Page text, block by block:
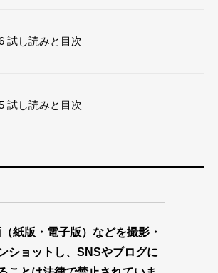
試し読みと目次
試し読みと目次
紙版・電子版）などを撮影・
ショットし、SNSやブログに